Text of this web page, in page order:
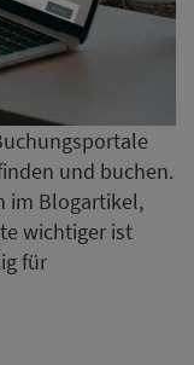
und buchen.
im Blogartikel,
wichtiger ist
für